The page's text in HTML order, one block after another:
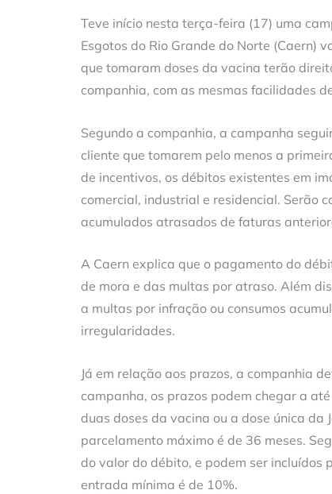
Teve início nesta terça-feira (17) uma
Esgotos do Rio Grande do Norte (Caern)
que tomaram doses da vacina terão
companhia, com as mesmas facilidades
Segundo a companhia, a campanha
cliente que tomarem pelo menos a
de incentivos, os débitos existentes em
comercial, industrial e residencial. Serão
acumulados atrasados de faturas
A Caern explica que o pagamento do
de mora e das multas por atraso. Além
a multas por infração ou consumos
irregularidades.
Já em relação aos prazos, a companhia
campanha, os prazos podem chegar a
duas doses da vacina ou a dose única da
parcelamento máximo é de 36 meses.
do valor do débito, e podem ser incluídos
entrada mínima é de 10%.